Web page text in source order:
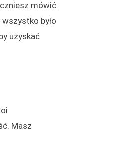
mówić.
było
uzyskać
Masz